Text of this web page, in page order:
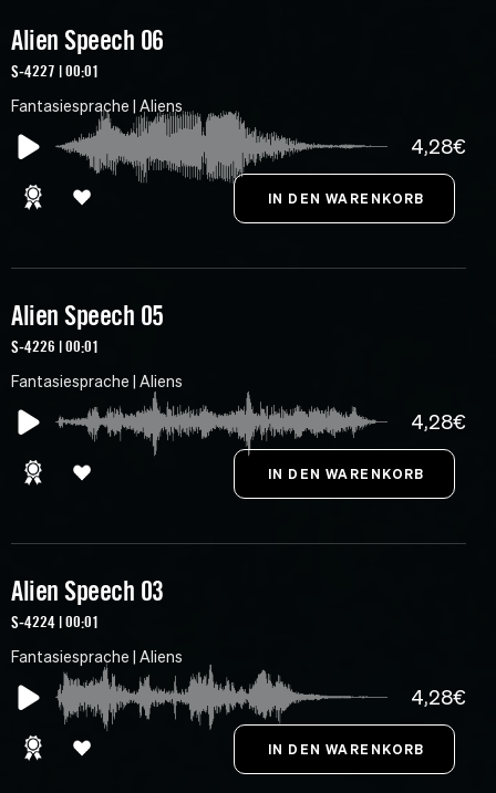
Alien Speech 06
S-4227 | 00:01
Fantasiesprache | Aliens
4,28€
Alien Speech 05
S-4226 | 00:01
Fantasiesprache | Aliens
4,28€
Alien Speech 03
S-4224 | 00:01
Fantasiesprache | Aliens
4,28€